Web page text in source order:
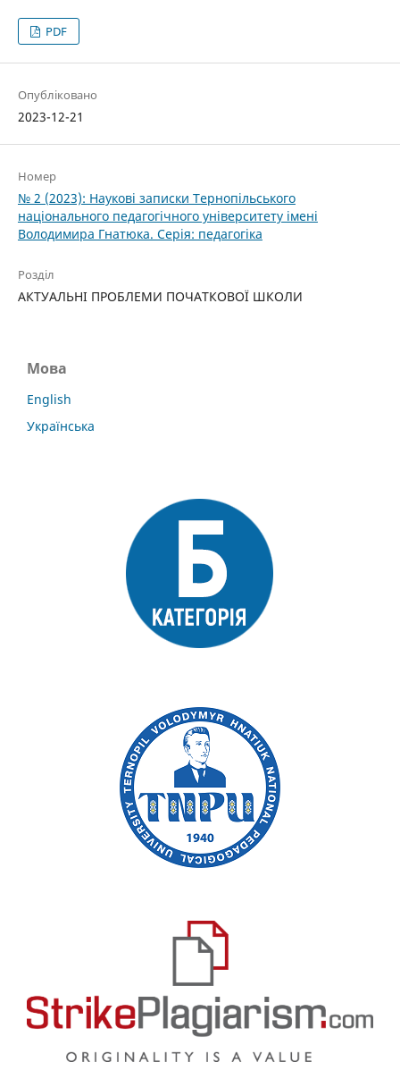
PDF
Опубліковано
2023-12-21
Номер
№ 2 (2023): Наукові записки Тернопільського
національного педагогічного університету імені
Володимира Гнатюка. Серія: педагогіка
Розділ
АКТУАЛЬНІ ПРОБЛЕМИ ПОЧАТКОВОЇ ШКОЛИ
Мова
English
Українська